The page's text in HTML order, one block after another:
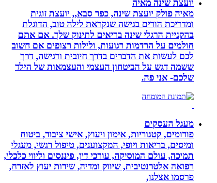
יועצת שינה מאיה
מאיה פולק יועצת שינה, כפר סבא,, יועצת זוגית
ומדריכת הורים בגישה שנקראת לילה טוב, הדוגלת
בהקניית הרגלי שינה בריאים לתינוק שלך. אם אתם
חולמים על הרדמות רגועות, ולילות רצופים אם חשוב
לכם לעשות את הדברים בדרך חיובית ורגישה, דרך
ששמה דגש על הביטחון העצמי והעצמאות של הילד
שלכם- אני פה.
מעגל העסקים
פורומים, קטגוריות, אימון ויעוץ, אישי ציבור, ביטוח
ומיסים, בריאות ויופי, המקצוענים, טיפול רגשי, מעגלי
תמיכה, עולם המוסיקה, עורכי דין, פיננסים וליווי כלכלי,
רפואה אלטרנטיבית, שיווק ומדיה, שירות יעוץ לאזרח,
פרסמו אצלנו,